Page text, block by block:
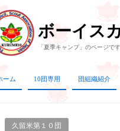
ボーイス
「夏季キャンプ」のページです
ーム 10団専用 団組織紹介
久留米第１０団